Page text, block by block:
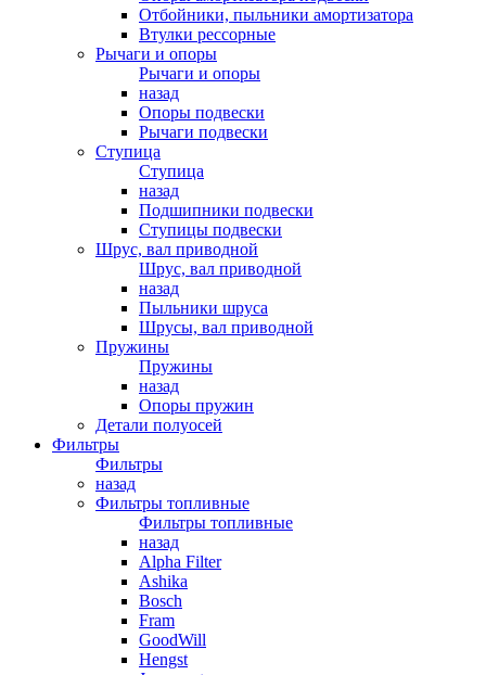
Отбойники, пыльники амортизатора
Втулки рессорные
Рычаги и опоры
Рычаги и опоры
назад
Опоры подвески
Рычаги подвески
Ступица
Ступица
назад
Подшипники подвески
Ступицы подвески
Шрус, вал приводной
Шрус, вал приводной
назад
Пыльники шруса
Шрусы, вал приводной
Пружины
Пружины
назад
Опоры пружин
Детали полуосей
Фильтры
Фильтры
назад
Фильтры топливные
Фильтры топливные
назад
Alpha Filter
Ashika
Bosch
Fram
GoodWill
Hengst